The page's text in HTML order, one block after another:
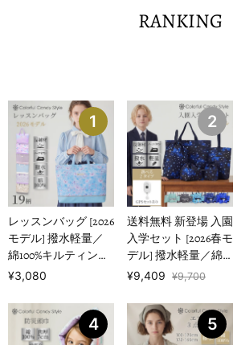
RANKING
1
レッスンバッグ [2026
モデル] 撥水軽量／
綿100%キルティング
【女の子人気ランキ
¥3,080
2
送料無料 新登場 入園
入学セット [2026春モ
デル] 撥水軽量／綿
100%キルティング
ングTOP16】
¥9,409 ¥9,700
4 5